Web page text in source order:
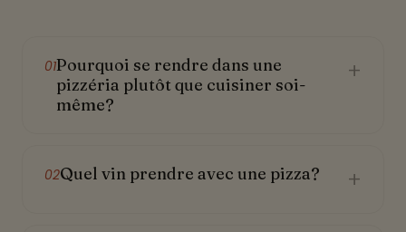
01Pourquoi se rendre dans une
pizzéria plutôt que cuisiner soi-
même?
+
02Quel vin prendre avec une pizza? +